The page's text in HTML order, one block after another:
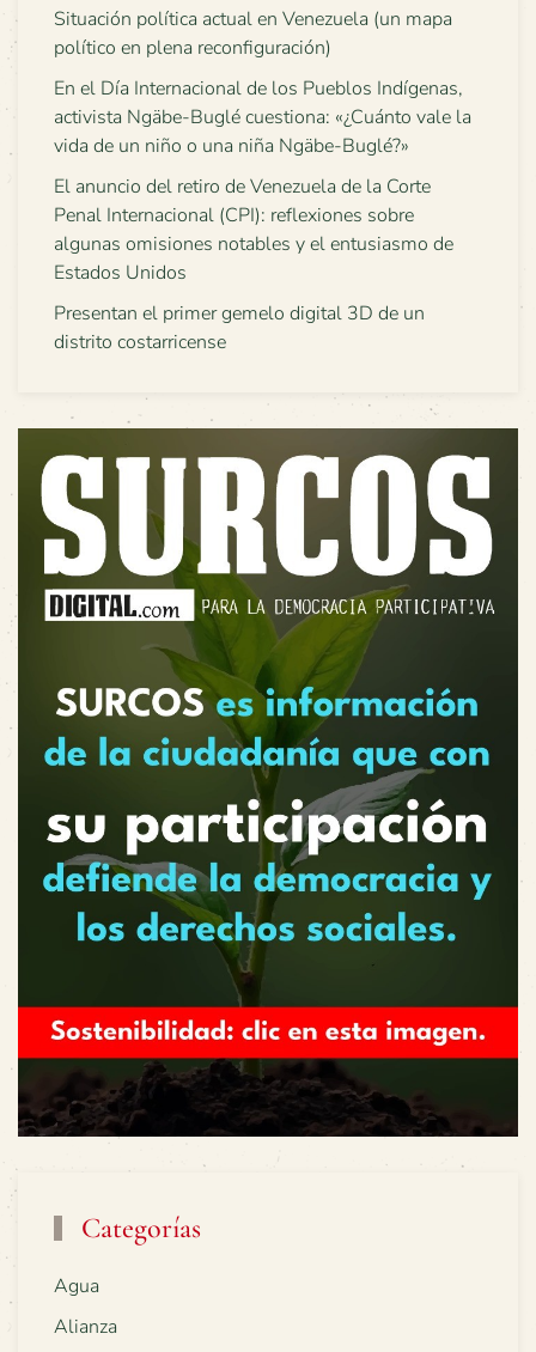
Situación política actual en Venezuela (un mapa
político en plena reconfiguración)
En el Día Internacional de los Pueblos Indígenas,
activista Ngäbe-Buglé cuestiona: «¿Cuánto vale la
vida de un niño o una niña Ngäbe-Buglé?»
El anuncio del retiro de Venezuela de la Corte
Penal Internacional (CPI): reflexiones sobre
algunas omisiones notables y el entusiasmo de
Estados Unidos
Presentan el primer gemelo digital 3D de un
distrito costarricense
Categorías
Agua
Alianza